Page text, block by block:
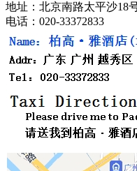
地址：北京南路太平沙18
电话：020-33372833